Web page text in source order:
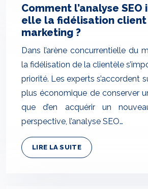
Comment l’analyse
elle la fidélisation client
marketing ?
Dans l’arène concurrentielle du
la fidélisation de la clientèle
priorité. Les experts s’accordent
plus économique de conserver
que d’en acquérir un
perspective, l’analyse SEO…
LIRE LA SUITE